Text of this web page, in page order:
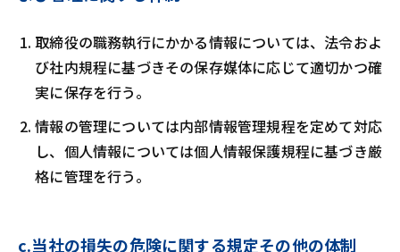
取締役の職務執行にかかる情報については、法令およ
び社内規程に基づきその保存媒体に応じて適切かつ確
実に保存を行う。
情報の管理については内部情報管理規程を定めて対応
し、個人情報については個人情報保護規程に基づき厳
格に管理を行う。
c.当社の損失の危険に関する規定その他の体制